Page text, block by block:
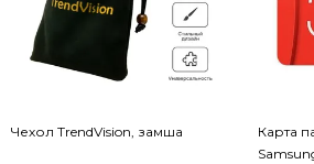
Чехол TrendVision, замша
Карта